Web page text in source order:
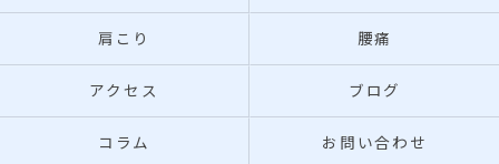
肩こり 腰痛
アクセス ブログ
コラム お問い合わせ